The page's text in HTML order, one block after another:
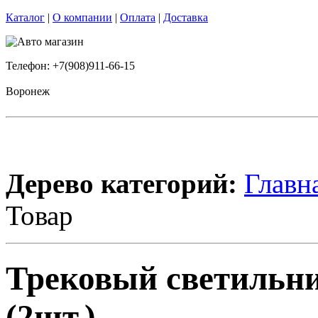
Каталог | О компании | Оплата | Доставка
Телефон: +7(908)911-66-15
Воронеж
Дерево категорий:
Товар
Трековый